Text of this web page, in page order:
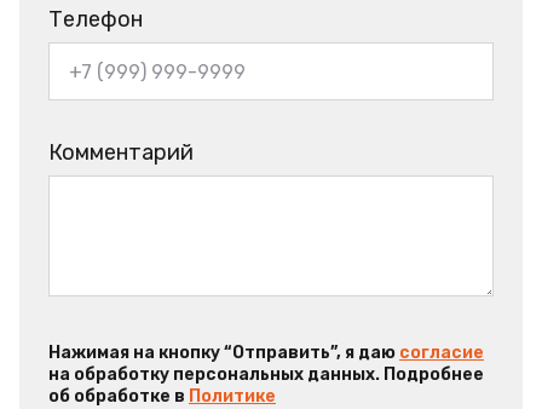
Телефон
Комментарий
Нажимая на кнопку “Отправить”, я даю согласие
на обработку персональных данных. Подробнее
об обработке в Политике